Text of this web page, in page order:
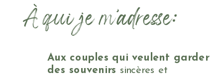
Aux couples qui veulent garder
des souvenirs sincères et
À qui je m’adresse: